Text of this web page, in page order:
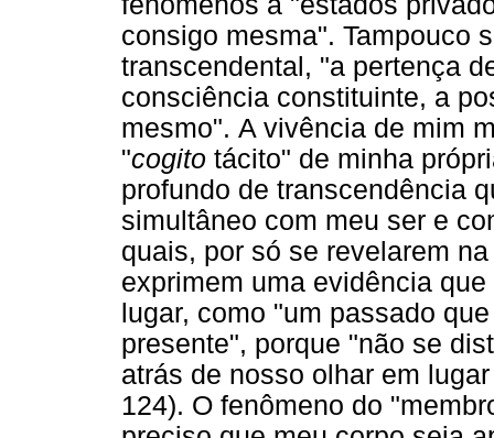
consigo mesma". Tampouco
transcendental, "a pertença
consciência constituinte, a
mesmo". A vivência de mim
"cogito tácito" de minha
profundo de transcendência
simultâneo com meu ser e
quais, por só se revelarem
exprimem uma evidência
lugar, como "um passado
presente", porque "não se
atrás de nosso olhar em
124). O fenômeno do